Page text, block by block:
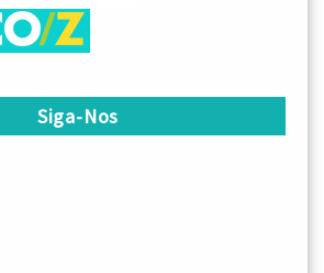
Siga-Nos